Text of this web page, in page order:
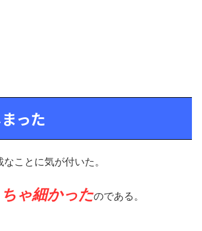
った
ことに気が付いた。
ゃ細かったのである。